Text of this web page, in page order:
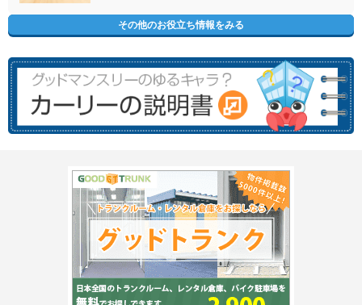
その他のお役立ち情報をみる